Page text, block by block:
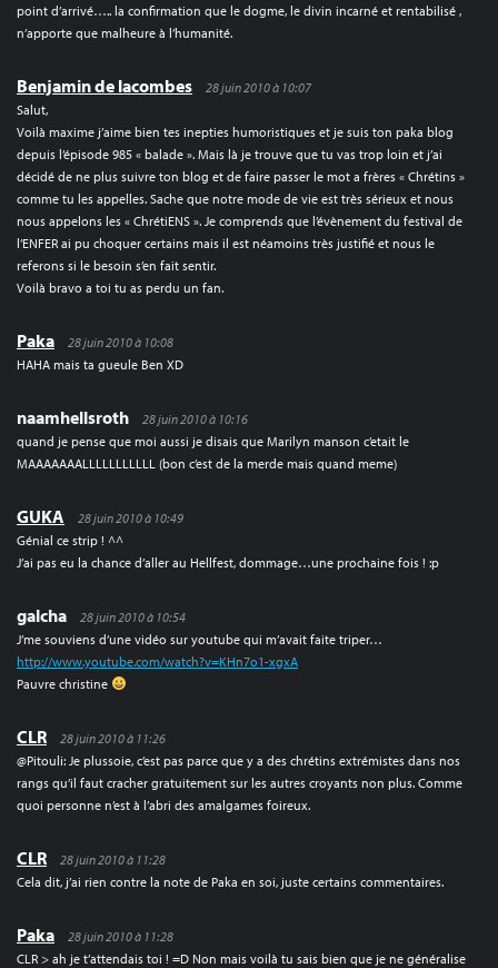
point d’arrivé….. la confirmation que le dogme, le divin incarné et rentabilisé ,
n’apporte que malheure à l’humanité.
Benjamin de lacombes
28 juin 2010 à 10:07
Salut,
Voilà maxime j’aime bien tes inepties humoristiques et je suis ton paka blog
depuis l’épisode 985 « balade ». Mais là je trouve que tu vas trop loin et j’ai
décidé de ne plus suivre ton blog et de faire passer le mot a frères « Chrétins »
comme tu les appelles. Sache que notre mode de vie est très sérieux et nous
nous appelons les « ChrétiENS ». Je comprends que l’évènement du festival de
l’ENFER ai pu choquer certains mais il est néamoins très justifié et nous le
referons si le besoin s’en fait sentir.
Voilà bravo a toi tu as perdu un fan.
Paka
28 juin 2010 à 10:08
HAHA mais ta gueule Ben XD
naamhellsroth
28 juin 2010 à 10:16
quand je pense que moi aussi je disais que Marilyn manson c’etait le
MAAAAAAALLLLLLLLLLL (bon c’est de la merde mais quand meme)
GUKA
28 juin 2010 à 10:49
Génial ce strip ! ^^
J’ai pas eu la chance d’aller au Hellfest, dommage…une prochaine fois ! :p
galcha
28 juin 2010 à 10:54
J’me souviens d’une vidéo sur youtube qui m’avait faite triper…
http://www.youtube.com/watch?v=KHn7o1-xgxA
Pauvre christine
CLR
28 juin 2010 à 11:26
@Pitouli: Je plussoie, c’est pas parce que y a des chrétins extrémistes dans nos
rangs qu’il faut cracher gratuitement sur les autres croyants non plus. Comme
quoi personne n’est à l’abri des amalgames foireux.
CLR
28 juin 2010 à 11:28
Cela dit, j’ai rien contre la note de Paka en soi, juste certains commentaires.
Paka
28 juin 2010 à 11:28
CLR > ah je t’attendais toi ! =D Non mais voilà tu sais bien que je ne généralise